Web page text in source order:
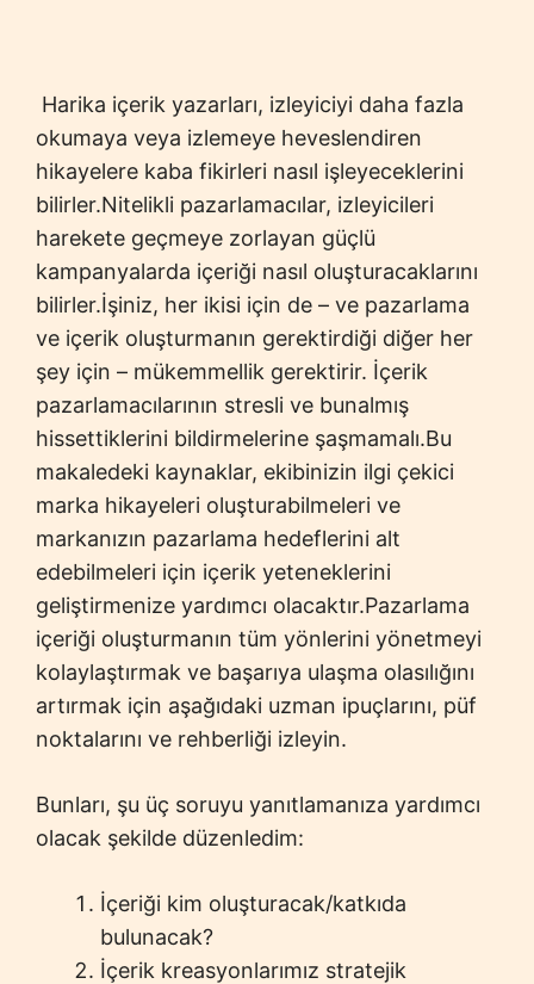
Harika içerik yazarları, izleyiciyi daha fazla
okumaya veya izlemeye heveslendiren
hikayelere kaba fikirleri nasıl işleyeceklerini
bilirler.Nitelikli pazarlamacılar, izleyicileri
harekete geçmeye zorlayan güçlü
kampanyalarda içeriği nasıl oluşturacaklarını
bilirler.İşiniz, her ikisi için de – ve pazarlama
ve içerik oluşturmanın gerektirdiği diğer her
şey için – mükemmellik gerektirir. İçerik
pazarlamacılarının stresli ve bunalmış
hissettiklerini bildirmelerine şaşmamalı.Bu
makaledeki kaynaklar, ekibinizin ilgi çekici
marka hikayeleri oluşturabilmeleri ve
markanızın pazarlama hedeflerini alt
edebilmeleri için içerik yeteneklerini
geliştirmenize yardımcı olacaktır.Pazarlama
içeriği oluşturmanın tüm yönlerini yönetmeyi
kolaylaştırmak ve başarıya ulaşma olasılığını
artırmak için aşağıdaki uzman ipuçlarını, püf
noktalarını ve rehberliği izleyin.
Bunları, şu üç soruyu yanıtlamanıza yardımcı
olacak şekilde düzenledim:
İçeriği kim oluşturacak/katkıda
bulunacak?
İçerik kreasyonlarımız stratejik